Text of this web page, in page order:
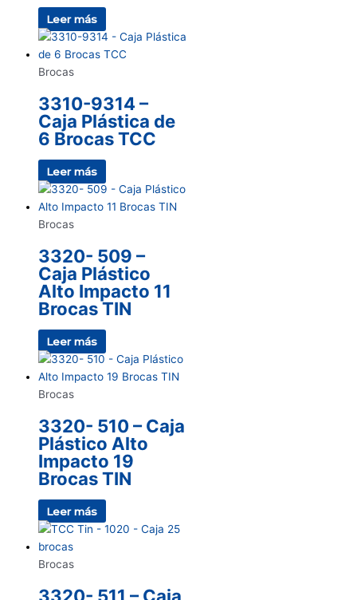
Leer más
Brocas
3310-9314 –
Caja Plástica de
6 Brocas TCC
Leer más
Brocas
3320- 509 –
Caja Plástico
Alto Impacto 11
Brocas TIN
Leer más
Brocas
3320- 510 – Caja
Plástico Alto
Impacto 19
Brocas TIN
Leer más
Brocas
3320- 511 – Caja